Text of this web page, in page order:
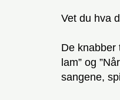
Vet du hva
De knabber
lam” og
sangene,